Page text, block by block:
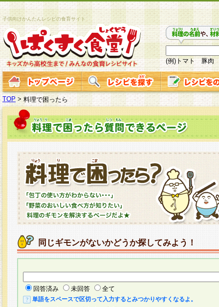
子供向けかんたんレシピの食育サイト
(例)トマト 豚肉
TOP >料理で困ったら
同じギモンがないかどうか探してみよう！
回答済み 未回答 全て
単語をスペースで区切って入力するとみつかりやすくなるよ。